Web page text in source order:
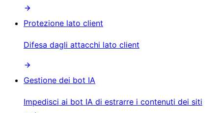
Protezione lato client
Difesa dagli attacchi lato client
Gestione dei bot IA
Impedisci ai bot IA di estrarre i contenuti dei siti